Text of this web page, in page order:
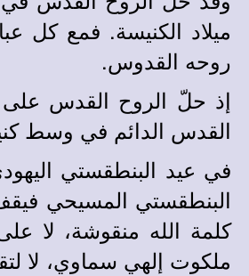
ميلاد الكنيسة. فمع كل
روحه القدوس.
إذ حلّ الروح القدس على
القدس الدائم في وسط
في عيد البنطقستي
البنطقستي المسيحي
كلمة الله منقوشة، لا
ملكوت إلهي سماوي، لا